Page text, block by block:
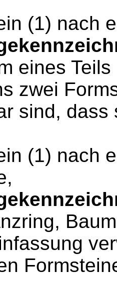
(1) nach
eines
zwei
sind,
(1) nach